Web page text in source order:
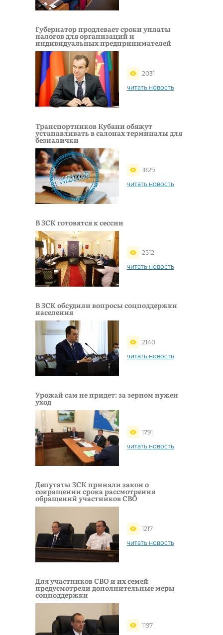
Губернатор продлевает сроки уплаты
налогов для организаций и
индивидуальных предпринимателей
2031
читать новость
Транспортников Кубани обяжут
устанавливать в салонах терминалы для
безналички
1829
читать новость
В ЗСК готовятся к сессии
2512
читать новость
В ЗСК обсудили вопросы соцподдержки
населения
2140
читать новость
Урожай сам не придет: за зерном нужен
уход
1791
читать новость
Депутаты ЗСК приняли закон о
сокращении срока рассмотрения
обращений участников СВО
1217
читать новость
Для участников СВО и их семей
предусмотрели дополнительные меры
соцподдержки
1197